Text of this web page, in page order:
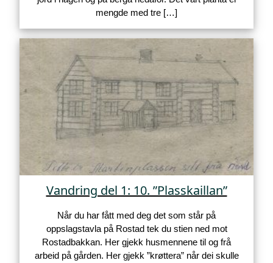
mengde med tre […]
Vandring del 1: 10. ”Plasskaillan”
Når du har fått med deg det som står på
oppslagstavla på Rostad tek du stien ned mot
Rostadbakkan. Her gjekk husmennene til og frå
arbeid på gården. Her gjekk ”krøttera” når dei skulle